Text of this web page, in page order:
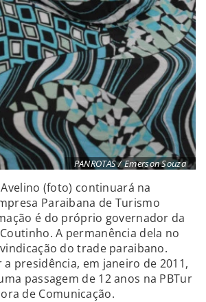
PANROTAS / Emerson Souza
(foto) continuará na
Paraibana de Turismo
é do próprio governador da
A permanência dela no
do trade paraibano.
presidência, em janeiro de 2011,
passagem de 12 anos na PBTur
de Comunicação.